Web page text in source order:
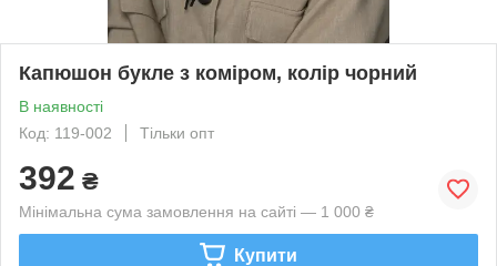
Капюшон букле з коміром, колір чорний
В наявності
Код: 119-002
Тільки опт
392 ₴
Мінімальна сума замовлення на сайті — 1 000 ₴
Купити